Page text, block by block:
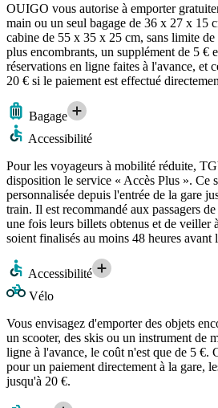
OUIGO vous autorise à emporter
main ou un seul bagage de 36 x 27 x 15
cabine de 55 x 35 x 25 cm, sans limite
plus encombrants, un supplément de 5 €
réservations en ligne faites à l'avance, et
20 € si le paiement est effectué
Bagage
Accessibilité
Pour les voyageurs à mobilité réduite,
disposition le service « Accès Plus ». Ce
personnalisée depuis l'entrée de la gare
train. Il est recommandé aux passagers
une fois leurs billets obtenus et de veiller
soient finalisés au moins 48 heures avant
Accessibilité
Vélo
Vous envisagez d'emporter des objets
un scooter, des skis ou un instrument de
ligne à l'avance, le coût n'est que de 5 €.
pour un paiement directement à la gare,
jusqu'à 20 €.